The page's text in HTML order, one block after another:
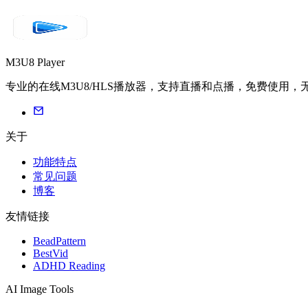
M3U8 Player
专业的在线M3U8/HLS播放器，支持直播和点播，免费使用，
关于
功能特点
常见问题
博客
友情链接
BeadPattern
BestVid
ADHD Reading
AI Image Tools